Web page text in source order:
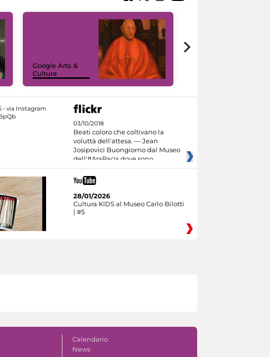
Google Arts &
Culture
03/10/2018
Beati coloro che coltivano la
voluttà dell'attesa. — Jean
Josipovici Buongiorno dal Museo
dell'#AraPacis dove sono
28/01/2026
Cultura KIDS al Museo Carlo Bilotti
| #5
Calendario
News